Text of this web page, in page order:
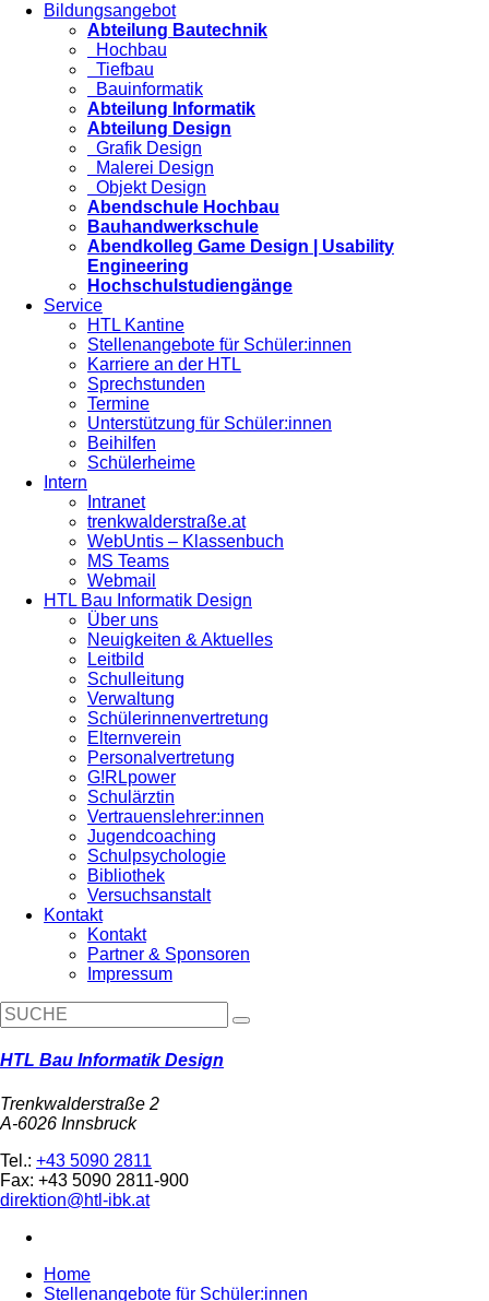
Bildungsangebot
Abteilung Bautechnik
Hochbau
Tiefbau
Bauinformatik
Abteilung Informatik
Abteilung Design
Grafik Design
Malerei Design
Objekt Design
Abendschule Hochbau
Bauhandwerkschule
Abendkolleg Game Design | Usability
Engineering
Hochschulstudiengänge
Service
HTL Kantine
Stellenangebote für Schüler:innen
Karriere an der HTL
Sprechstunden
Termine
Unterstützung für Schüler:innen
Beihilfen
Schülerheime
Intern
Intranet
trenkwalderstraße.at
WebUntis – Klassenbuch
MS Teams
Webmail
HTL Bau Informatik Design
Über uns
Neuigkeiten & Aktuelles
Leitbild
Schulleitung
Verwaltung
Schülerinnenvertretung
Elternverein
Personalvertretung
G!RLpower
Schulärztin
Vertrauenslehrer:innen
Jugendcoaching
Schulpsychologie
Bibliothek
Versuchsanstalt
Kontakt
Kontakt
Partner & Sponsoren
Impressum
HTL Bau Informatik Design
Trenkwalderstraße 2
A-6026 Innsbruck
Tel.: +43 5090 2811
Fax: +43 5090 2811-900
direktion@htl-ibk.at
Home
Stellenangebote für Schüler:innen